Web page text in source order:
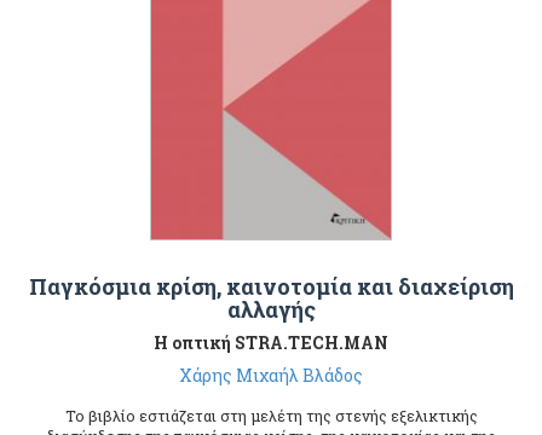
Παγκόσμια κρίση, καινοτομία και διαχείριση
αλλαγής
Η οπτική STRA.TECH.MAN
Χάρης Μιχαήλ Βλάδος
Το βιβλίο εστιάζεται στη μελέτη της στενής εξελικτικής